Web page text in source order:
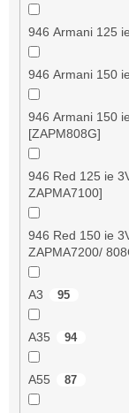
946 Armani 125
946 Armani 150
946 Armani 150
[ZAPM808G]
946 Red 125 ie
ZAPMA7100]
946 Red 150 ie
ZAPMA7200/
A3 95
A35 94
A55 87